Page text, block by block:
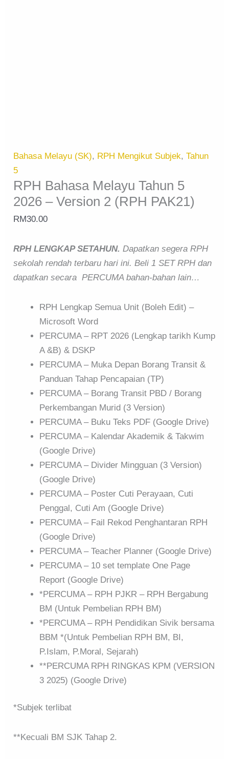
Bahasa Melayu (SK), RPH Mengikut Subjek,Tahun
5
RPH Bahasa Melayu Tahun 5
2026 – Version 2 (RPH PAK21)
RM30.00
RPH LENGKAP SETAHUN. Dapatkan segera RPH
sekolah rendah terbaru hari ini. Beli 1 SET RPH dan
dapatkan secara PERCUMA bahan-bahan lain…
RPH Lengkap Semua Unit (Boleh Edit) –
Microsoft Word
PERCUMA – RPT 2026 (Lengkap tarikh Kump
A &B) & DSKP
PERCUMA – Muka Depan Borang Transit &
Panduan Tahap Pencapaian (TP)
PERCUMA – Borang Transit PBD / Borang
Perkembangan Murid (3 Version)
PERCUMA – Buku Teks PDF (Google Drive)
PERCUMA – Kalendar Akademik & Takwim
(Google Drive)
PERCUMA – Divider Mingguan (3 Version)
(Google Drive)
PERCUMA – Poster Cuti Perayaan, Cuti
Penggal, Cuti Am (Google Drive)
PERCUMA – Fail Rekod Penghantaran RPH
(Google Drive)
PERCUMA – Teacher Planner (Google Drive)
PERCUMA – 10 set template One Page
Report (Google Drive)
*PERCUMA – RPH PJKR – RPH Bergabung
BM (Untuk Pembelian RPH BM)
*PERCUMA – RPH Pendidikan Sivik bersama
BBM *(Untuk Pembelian RPH BM, BI,
P.Islam, P.Moral, Sejarah)
**PERCUMA RPH RINGKAS KPM (VERSION
3 2025) (Google Drive)
*Subjek terlibat
**Kecuali BM SJK Tahap 2.